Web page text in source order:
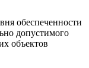
обеспеченности
допустимого
объектов